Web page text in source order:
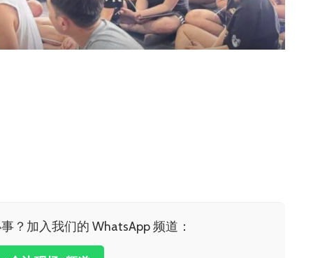
？加入我们的 WhatsApp 频道：